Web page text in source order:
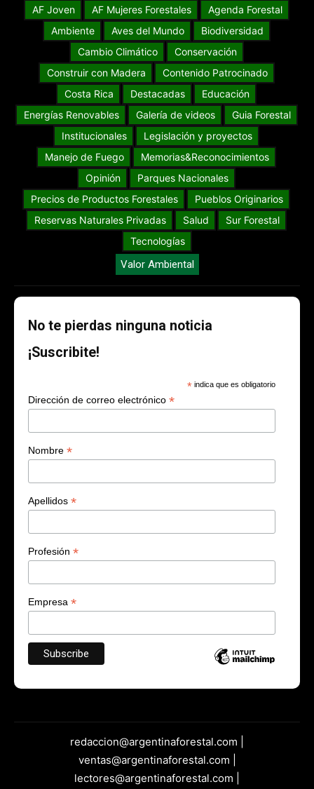
AF Joven AF Mujeres Forestales
Agenda Forestal
Ambiente
Aves del Mundo
Biodiversidad
Cambio Climático
Conservación
Construir con Madera
Contenido Patrocinado
Costa Rica
Destacadas
Educación
Energías Renovables
Galería de videos
Guia Forestal
Institucionales
Legislación y proyectos
Manejo de Fuego
Memorias&Reconocimientos
Opinión
Parques Nacionales
Precios de Productos Forestales
Pueblos Originarios
Reservas Naturales Privadas
Salud
Sur Forestal
Tecnologías
Valor Ambiental
No te pierdas ninguna noticia
¡Suscribite!
* indica que es obligatorio
Dirección de correo electrónico *
Nombre *
Apellidos *
Profesión *
Empresa *
redaccion@argentinaforestal.com |
ventas@argentinaforestal.com |
lectores@argentinaforestal.com |